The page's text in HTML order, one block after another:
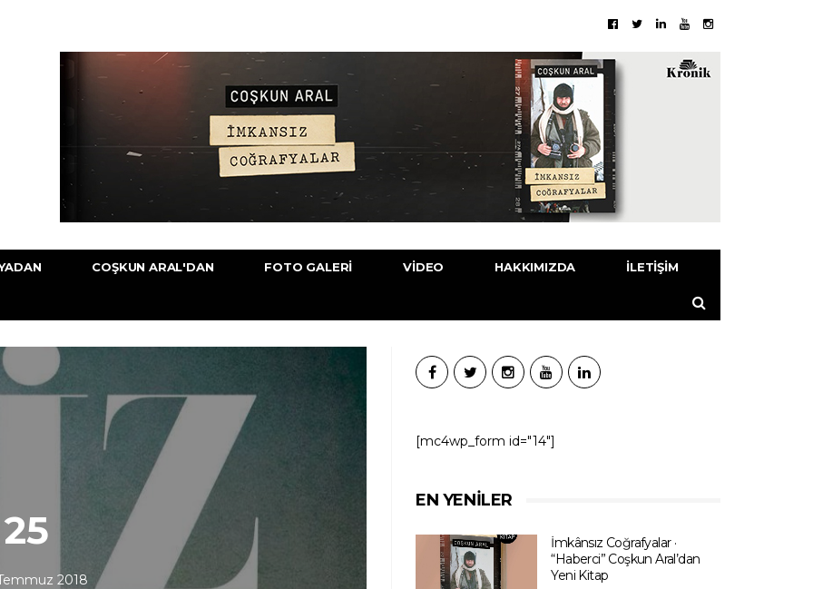
COŞKUN ARAL'DAN FOTO GALERI VIDEO HAKKIMIZDA İLETIŞIM
25
2018
[mc4wp_form id="14"]
EN YENILER
İmkânsız Coğrafyalar ·
“Haberci” Coşkun Aral’dan
Yeni Kitap